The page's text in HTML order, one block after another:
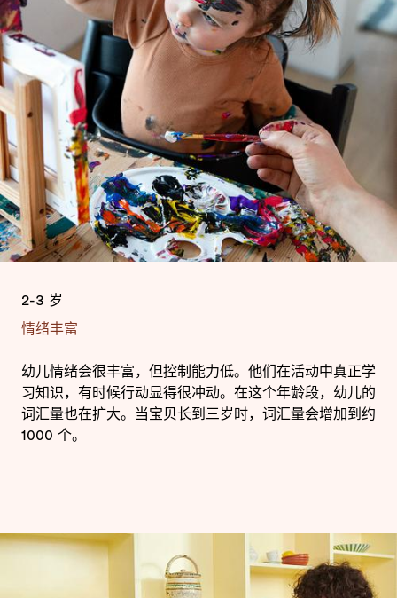
2-3 岁
情绪丰富
幼儿情绪会很丰富，但控制能力低。他们在活动中真正学
习知识，有时候行动显得很冲动。在这个年龄段，幼儿的
词汇量也在扩大。当宝贝长到三岁时，词汇量会增加到约
1000 个。